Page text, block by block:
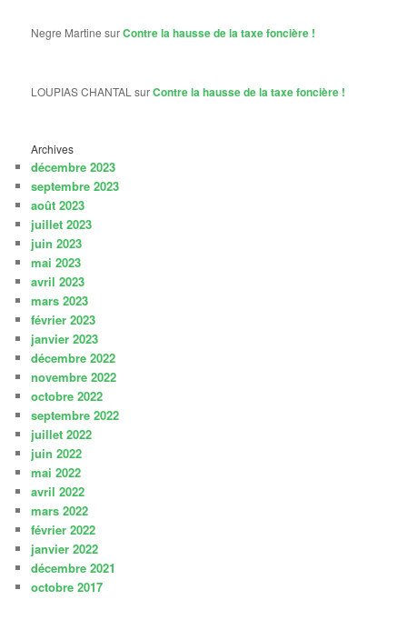
Negre Martine surContre la hausse de la taxe foncière !
LOUPIAS CHANTAL surContre la hausse de la taxe foncière !
Archives
décembre 2023
septembre 2023
août 2023
juillet 2023
juin 2023
mai 2023
avril 2023
mars 2023
février 2023
janvier 2023
décembre 2022
novembre 2022
octobre 2022
septembre 2022
juillet 2022
juin 2022
mai 2022
avril 2022
mars 2022
février 2022
janvier 2022
décembre 2021
octobre 2017